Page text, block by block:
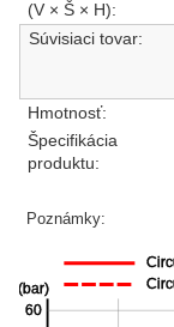
(V × Š × H):
Súvisiaci tovar:
Hmotnosť:
Špecifikácia
produktu:
Poznámky: